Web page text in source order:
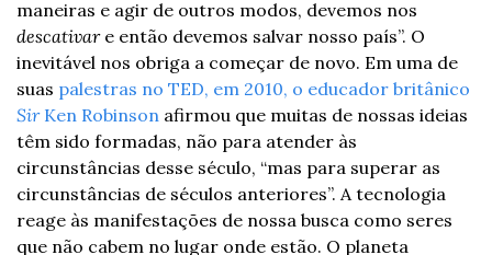
descativar e então devemos salvar nosso país”. O
inevitável nos obriga a começar de novo. Em uma de
suas
Sir Ken Robinson afirmou que muitas de nossas ideias
têm sido formadas, não para atender às
circunstâncias desse século, “mas para superar as
circunstâncias de séculos anteriores”. A tecnologia
reage às manifestações de nossa busca como seres
que não cabem no lugar onde estão. O planeta